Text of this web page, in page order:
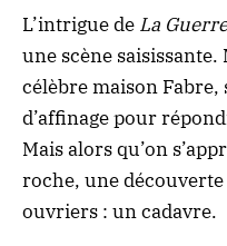
L’intrigue de La
une scène
célèbre maison Fabre,
d’affinage pour
Mais alors qu’on
roche, une
ouvriers : un cadavre.